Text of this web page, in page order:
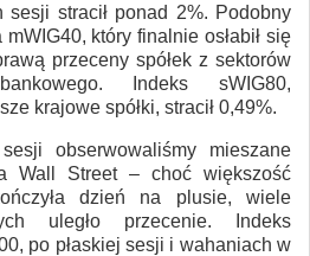
sesji stracił ponad 2%. Podobny
który finalnie osłabił się
przeceny spółek z sektorów
Indeks sWIG80,
krajowe spółki, stracił 0,49%.
obserwowaliśmy mieszane
Wall Street – choć większość
dzień na plusie, wiele
uległo przecenie. Indeks
po płaskiej sesji i wahaniach w